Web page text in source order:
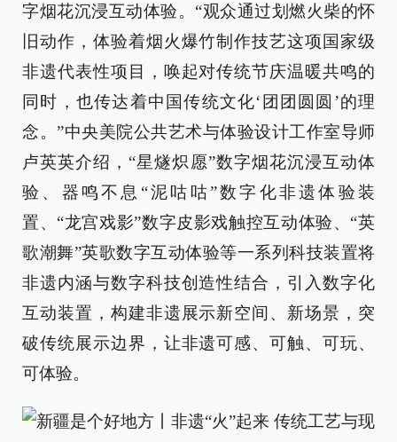
字烟花沉浸互动体验。“观众通过划燃火柴的怀
旧动作，体验着烟火爆竹制作技艺这项国家级
非遗代表性项目，唤起对传统节庆温暖共鸣的
同时，也传达着中国传统文化‘团团圆圆’的理
念。”中央美院公共艺术与体验设计工作室导师
卢英英介绍，“星燧炽愿”数字烟花沉浸互动体
验、器鸣不息“泥咕咕”数字化非遗体验装
置、“龙宫戏影”数字皮影戏触控互动体验、“英
歌潮舞”英歌数字互动体验等一系列科技装置将
非遗内涵与数字科技创造性结合，引入数字化
互动装置，构建非遗展示新空间、新场景，突
破传统展示边界，让非遗可感、可触、可玩、
可体验。